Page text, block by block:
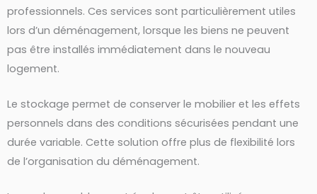
professionnels. Ces services sont particulièrement utiles
lors d’un déménagement, lorsque les biens ne peuvent
pas être installés immédiatement dans le nouveau
logement.
Le stockage permet de conserver le mobilier et les effets
personnels dans des conditions sécurisées pendant une
durée variable. Cette solution offre plus de flexibilité lors
de l’organisation du déménagement.